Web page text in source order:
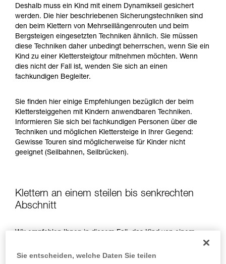
beschrieben werden.
Deshalb muss ein Kind mit einem Dynamikseil gesichert
werden. Die hier beschriebenen Sicherungstechniken sind
den beim Klettern von Mehrseillängenrouten und beim
Bergsteigen eingesetzten Techniken ähnlich. Sie müssen
diese Techniken daher unbedingt beherrschen, wenn Sie ein
Kind zu einer Klettersteigtour mitnehmen möchten. Wenn
dies nicht der Fall ist, wenden Sie sich an einen
fachkundigen Begleiter.
Sie finden hier einige Empfehlungen bezüglich der beim
Klettersteiggehen mit Kindern anwendbaren Techniken.
Informieren Sie sich bei fachkundigen Personen über die
Techniken und möglichen Klettersteige in Ihrer Gegend:
Gewisse Touren sind möglicherweise für Kinder nicht
geeignet (Seilbahnen, Seilbrücken).
Klettern an einem steilen bis senkrechten
Abschnitt
Wir empfehlen Ihnen in diesem Fall, das Kind von einem
geeigneten Fixpunkt aus mit einem dynamischen Einfachseil
zu sichern.
Sie entscheiden, welche Daten Sie teilen